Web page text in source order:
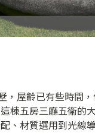
屋齡已有些時間
棟五房三廳五衛的
、材質選用到光線